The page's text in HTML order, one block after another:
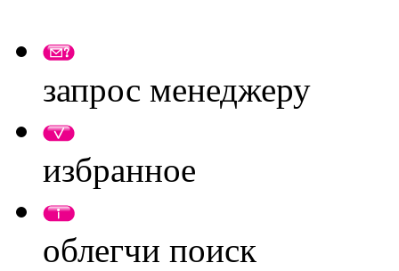
запрос менеджеру
избранное
облегчи поиск